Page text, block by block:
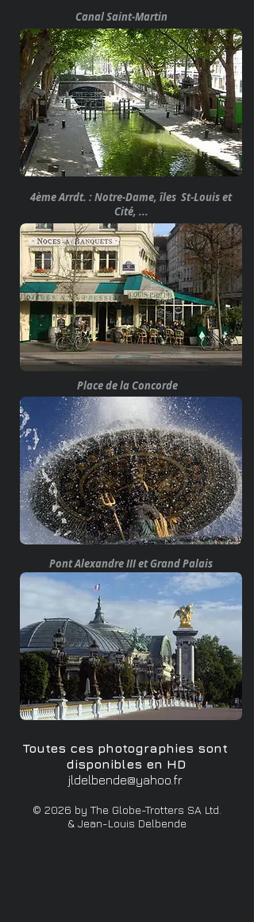
Canal Saint-Martin
4ème Arrdt. : Notre-Dame, îles St-Louis et
Cité, ...
Place de la Concorde
Pont Alexandre III et Grand Palais
Toutes ces photographies sont
disponibles en HD
jldelbende@yahoo.fr
© 2026 by The Globe-Trotters SA Ltd.
& Jean-Louis Delbende